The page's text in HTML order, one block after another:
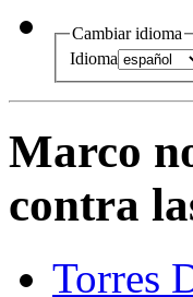
Cambiar idioma
Idioma
Marco
contra
Torres